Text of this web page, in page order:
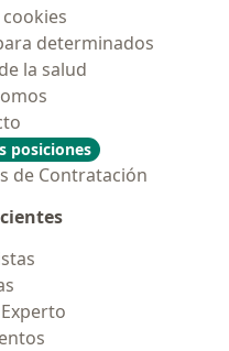
determinados
la salud
posiciones
de Contratación